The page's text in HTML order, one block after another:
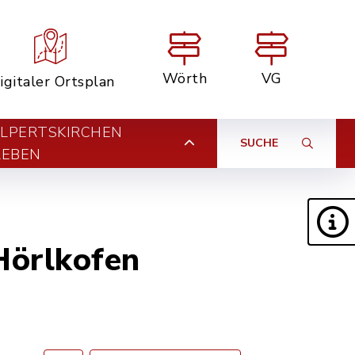
Ortsplan Wörth VG
SUCHE